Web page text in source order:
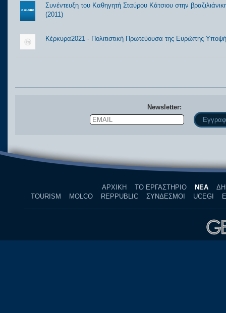
Συνέντευξη του Καθηγητή Σταύρου Κάτσιου στην
(2011)
Κέρκυρα2021 - Πολιτιστική Πρωτεύουσα της Ευρώπης
Newsletter:
Email
Name
ΑΡΧΙΚΗ ΤΟ ΕΡΓΑΣΤΗΡΙΟ ΝΕΑ
TOURISM
MOLCO REPPUBLIC ΣΥΝΔΕΣΜΟΙ UCEGI